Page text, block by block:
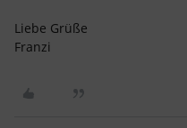
Liebe Grüße
Franzi